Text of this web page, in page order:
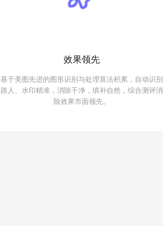
效果领先
基于美图先进的图形识别与处理算法积累，自动识别
路人、水印精准，消除干净，填补自然，综合测评消
除效果市面领先。